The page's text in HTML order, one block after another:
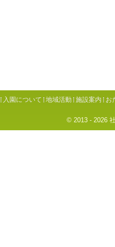
入園について 地域活動 施設案内 お
© 2013 - 2026